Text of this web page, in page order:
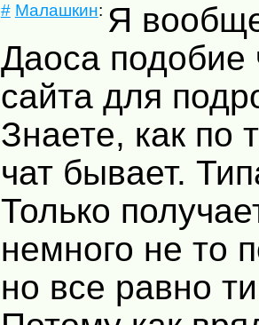
# Малашкин: Я
Даоса подобие
сайта для
Знаете, как по
чат бывает.
Только
немного не то
но все равно